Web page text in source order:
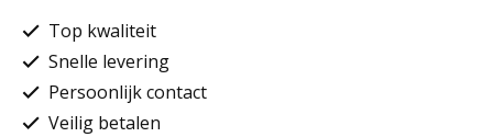
Top kwaliteit
Snelle levering
Persoonlijk contact
Veilig betalen